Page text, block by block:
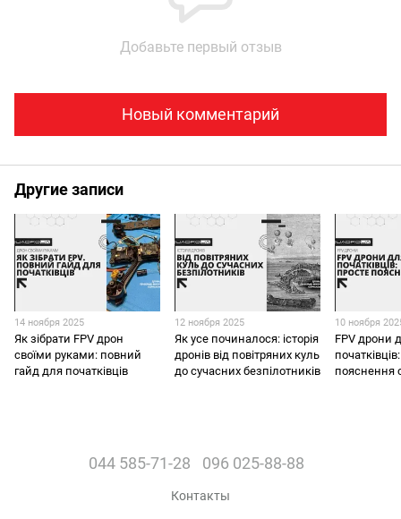
Добавьте первый отзыв
Новый комментарий
Другие записи
14 ноября 2025
Як зібрати FPV дрон
своїми руками: повний
гайд для початківців
12 ноября 2025
Як усе починалося: історія
дронів від повітряних куль
до сучасних безпілотників
10 ноября
FPV дрони
пояснення
044 585-71-28 096 025-88-88
Контакты